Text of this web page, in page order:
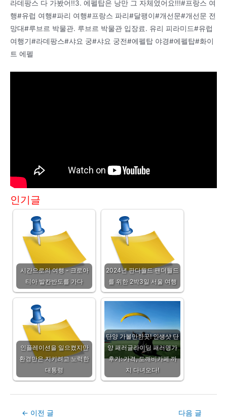
라데팡스 다 가봤어!!3. 에펠탑은 낭만 그 자체였어요!!!#프랑스 여
행#유럽 여행#파리 여행#프랑스 파리#달팽이#개선문#개선문 전
망대#루브르 박물관. 루브르 박물관 입장료. 유리 피라미드#유럽
여행기#라데팡스#샤요 궁#샤요 궁전#에펠탑 야경#에펠탑#화이
트 에펠
인기글
시간으로의 여행 - 크로아
티아 발칸반도를 가다
2024년 판다월드 팬더월드
를 위한 2박3일 서울 여행
인플레이션을 일으켰지만
환경만은 지키려고 노력한
대통령
단양 가볼만한곳! 인생샷 단
양 패러글라이딩 패러명가
후기: 가격, 도깨비카페 까
지 다녀오다!
Post← 이전 글
다음 글